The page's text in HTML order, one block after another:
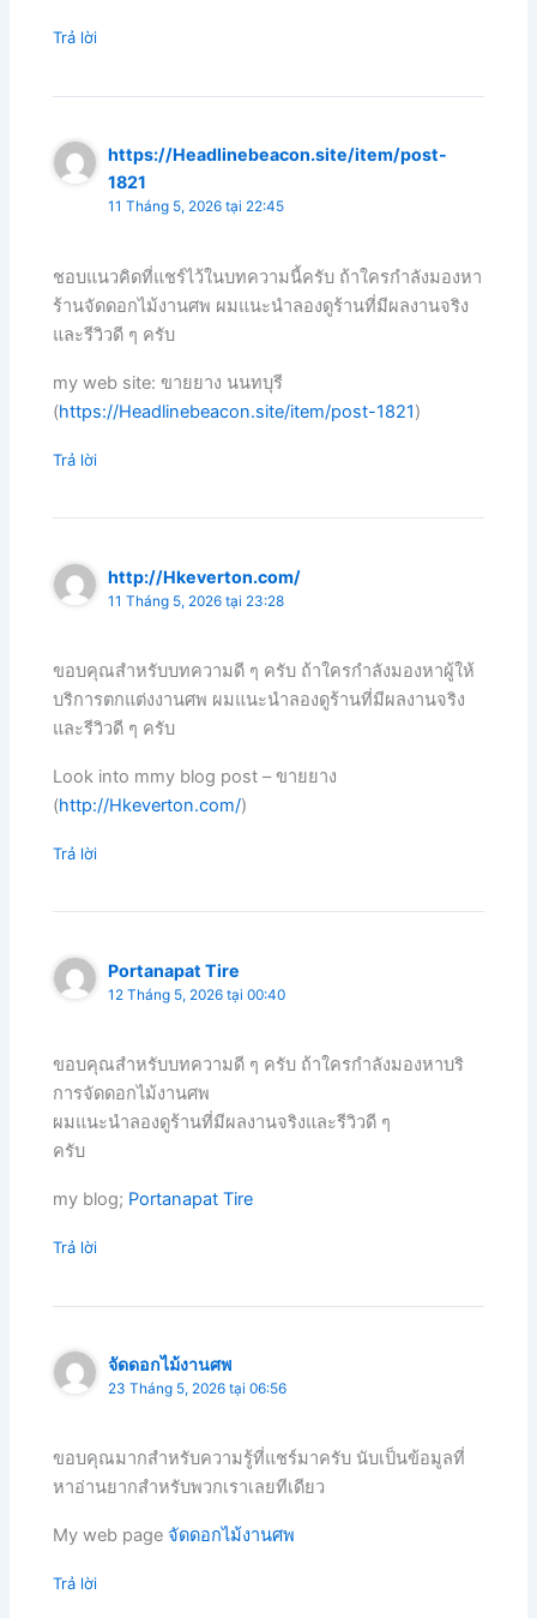
Trả lời
https://Headlinebeacon.site/item/post-
1821
11 Tháng 5, 2026 tại 22:45
ชอบแนวคิดที่แชร์ไว้ในบทความนี้ครับ ถ้าใครกำลังมองหา
ร้านจัดดอกไม้งานศพ ผมแนะนำลองดูร้านที่มีผลงานจริง
และรีวิวดี ๆ ครับ
my web site: ขายยาง นนทบุรี
(https://Headlinebeacon.site/item/post-1821)
Trả lời
http://Hkeverton.com/
11 Tháng 5, 2026 tại 23:28
ขอบคุณสำหรับบทความดี ๆ ครับ ถ้าใครกำลังมองหาผู้ให้
บริการตกแต่งงานศพ ผมแนะนำลองดูร้านที่มีผลงานจริง
และรีวิวดี ๆ ครับ
Look into mmy blog post – ขายยาง
(http://Hkeverton.com/)
Trả lời
Portanapat Tire
12 Tháng 5, 2026 tại 00:40
ขอบคุณสำหรับบทความดี ๆ ครับ ถ้าใครกำลังมองหาบริ
การจัดดอกไม้งานศพ
ผมแนะนำลองดูร้านที่มีผลงานจริงและรีวิวดี ๆ
ครับ
my blog; Portanapat Tire
Trả lời
จัดดอกไม้งานศพ
23 Tháng 5, 2026 tại 06:56
ขอบคุณมากสำหรับความรู้ที่แชร์มาครับ นับเป็นข้อมูลที่
หาอ่านยากสำหรับพวกเราเลยทีเดียว
My web page จัดดอกไม้งานศพ
Trả lời